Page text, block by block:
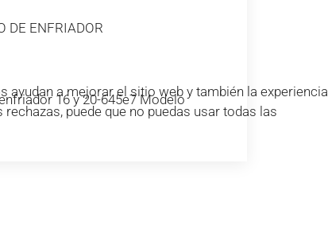
DE ENFRIADOR
16 y 20-645e7 Modelo
a mejorar el sitio web y también la experiencia
puede que no puedas usar todas las